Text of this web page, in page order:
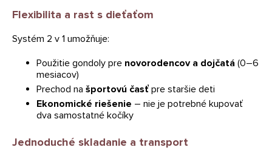
Flexibilita a rast s dieťaťom
Systém 2 v 1 umožňuje:
Použitie gondoly pre novorodencov a dojčatá (0–6
mesiacov)
Prechod na športovú časť pre staršie deti
Ekonomické riešenie – nie je potrebné kupovať
dva samostatné kočíky
Jednoduché skladanie a transport